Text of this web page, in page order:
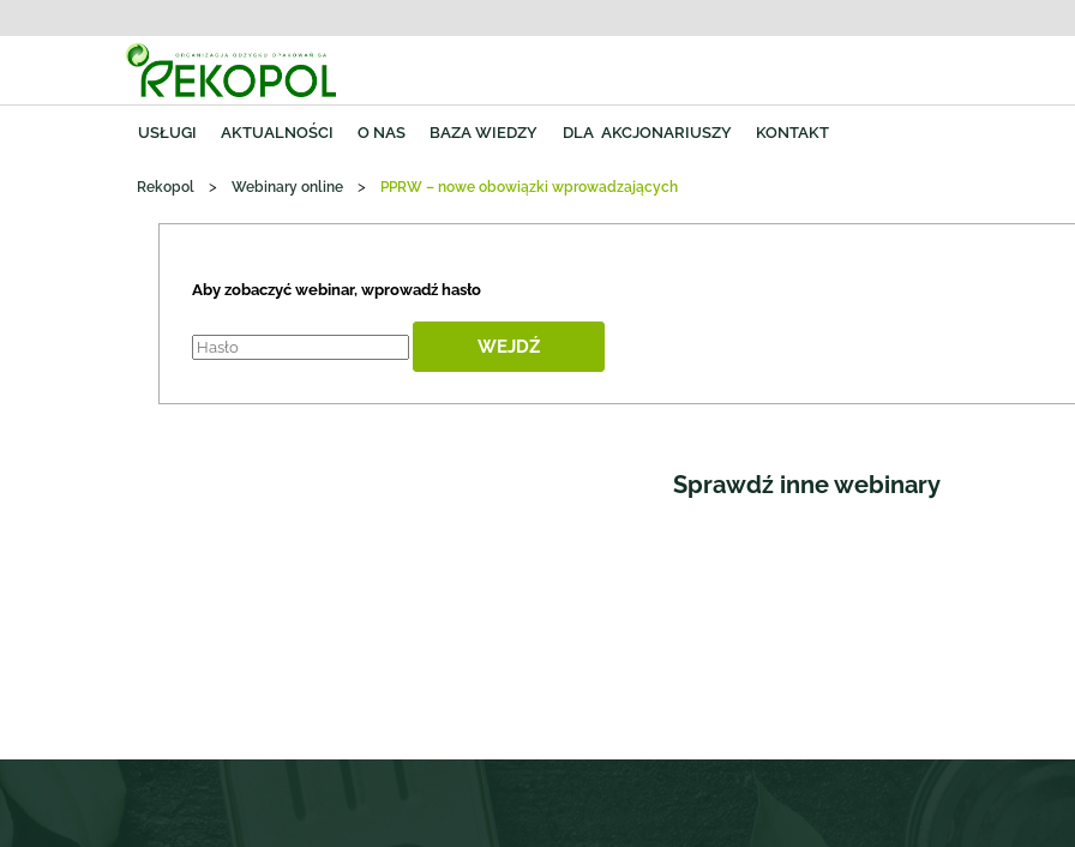
USŁUGI AKTUALNOŚCI O NAS BAZA WIEDZY DLA AKCJONARIUSZY KONTAKT
Rekopol > Webinary online > PPRW – nowe obowiązki wprowadzających
Aby zobaczyć webinar, wprowadź hasło
WEJDŹ
Sprawdź inne webinary